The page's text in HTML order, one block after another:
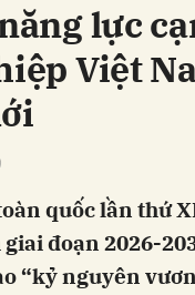
lực
Việt
quốc lần thứ
đoạn 2026-
“kỷ nguyên